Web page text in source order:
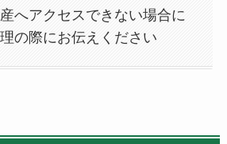
へアクセスできない場合に
の際にお伝えください